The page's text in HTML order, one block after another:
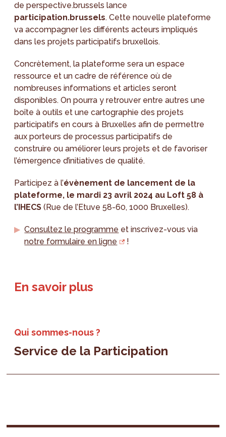
de perspective.brussels lance
participation.brussels. Cette nouvelle plateforme
va accompagner les différents acteurs impliqués
dans les projets participatifs bruxellois.
Concrètement, la plateforme sera un espace
ressource et un cadre de référence où de
nombreuses informations et articles seront
disponibles. On pourra y retrouver entre autres une
boîte à outils et une cartographie des projets
participatifs en cours à Bruxelles afin de permettre
aux porteurs de processus participatifs de
construire ou améliorer leurs projets et de favoriser
l’émergence d’initiatives de qualité.
Participez à l’évènement de lancement de la
plateforme, le mardi 23 avril 2024 au Loft 58 à
l’IHECS (Rue de l’Etuve 58-60, 1000 Bruxelles).
Consultez le programme et inscrivez-vous via
notre formulaire en ligne
!
En savoir plus
Qui sommes-nous ?
Service de la Participation